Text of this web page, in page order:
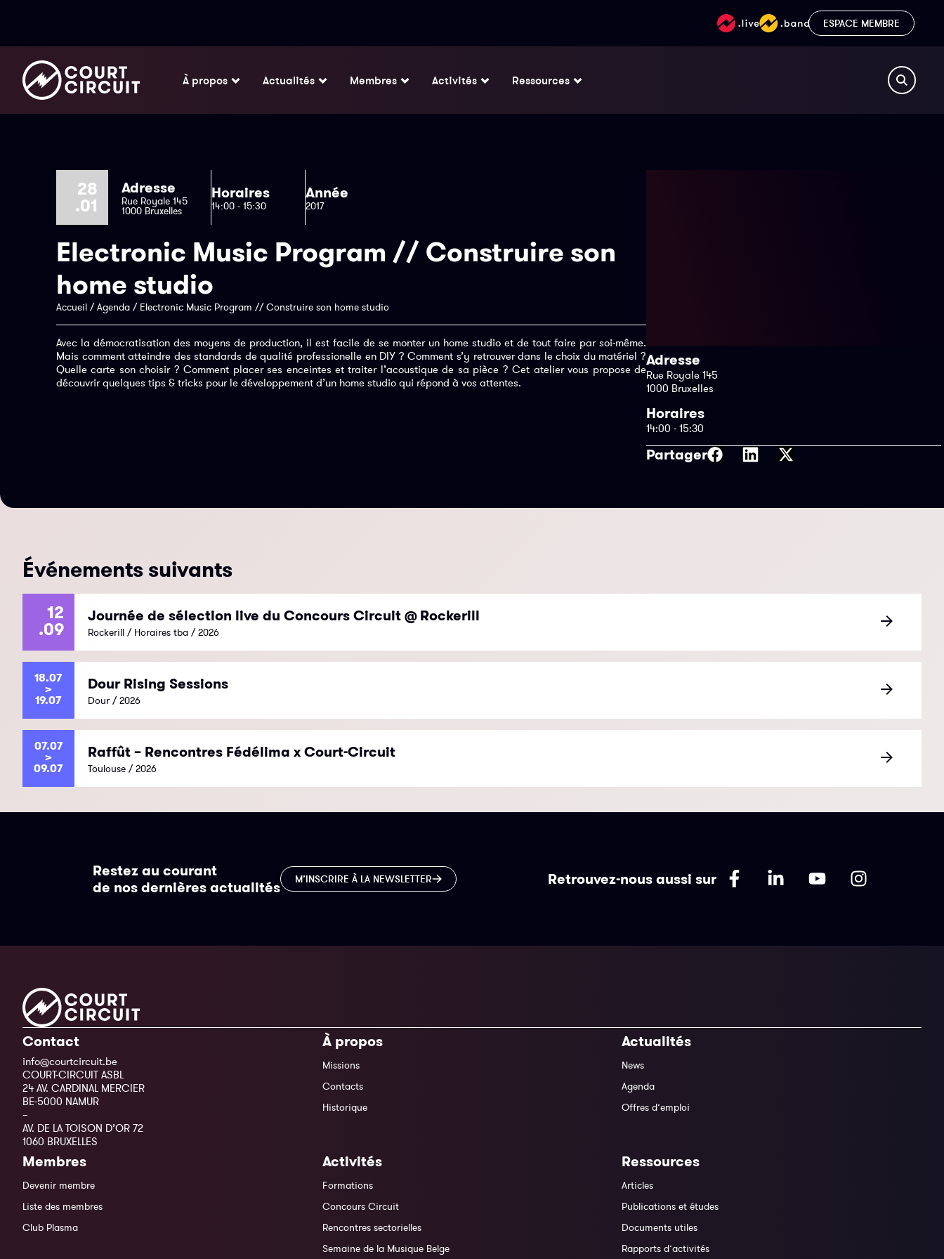
ESPACE MEMBRE
À propos Actualités Membres Activités Ressources
28
.01
Adresse
Rue Royale 145
1000 Bruxelles
Horaires
14:00 - 15:30
Année
2017
Electronic Music Program // Construire son
home studio
Accueil /Agenda / Electronic Music Program // Construire son home studio
Avec la démocratisation des moyens de production, il est facile de se monter un home studio et de tout faire par soi-même.
Mais comment atteindre des standards de qualité professionelle en DIY ? Comment s’y retrouver dans le choix du matériel ?
Quelle carte son choisir ? Comment placer ses enceintes et traiter l’acoustique de sa pièce ? Cet atelier vous propose de
découvrir quelques tips & tricks pour le développement d’un home studio qui répond à vos attentes.
Adresse
Rue Royale 145
1000 Bruxelles
Horaires
14:00 - 15:30
Partager
Événements suivants
12
.09
Journée de sélection live du Concours Circuit @ Rockerill
Rockerill / Horaires tba / 2026
18.07
>
19.07
Dour Rising Sessions
Dour / 2026
07.07
>
09.07
Raffût – Rencontres Fédélima x Court-Circuit
Toulouse / 2026
Restez au courant
de nos dernières actualités
M’INSCRIRE À LA NEWSLETTER Retrouvez-nous aussi sur
Contact
info@courtcircuit.be
COURT-CIRCUIT ASBL
24 AV. CARDINAL MERCIER
BE-5000 NAMUR
–
AV. DE LA TOISON D’OR 72
1060 BRUXELLES
À propos
Missions
Contacts
Historique
Actualités
News
Agenda
Offres d’emploi
Membres
Devenir membre
Liste des membres
Club Plasma
Activités
Formations
Concours Circuit
Rencontres sectorielles
Semaine de la Musique Belge
Ressources
Articles
Publications et études
Documents utiles
Rapports d’activités